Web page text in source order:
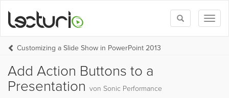
Toggle
search
Customizing a Slide Show in PowerPoint 2013
Add Action Buttons to a
Presentation von Sonic Performance